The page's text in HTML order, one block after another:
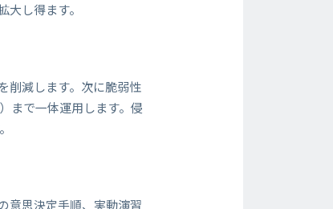
し得ます。
削減します。次に脆弱性
まで一体運用します。侵
意思決定手順、実動演習